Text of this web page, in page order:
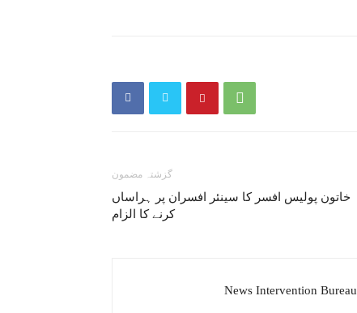
گزشتہ مضمون
خاتون پولیس افسر کا سینئر افسران پر ہراساں
کرنے کا الزام
News Intervention Bureau